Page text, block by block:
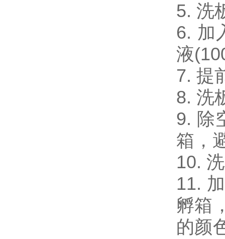
5. 洗
6. 加
液
7. 提
8. 洗
9. 除
箱，
10.
11.
孵箱
的颜